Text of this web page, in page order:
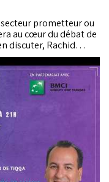
secteur prometteur ou
au cœur du débat de
discuter, Rachid
et co fondateur de
personnes âgées.